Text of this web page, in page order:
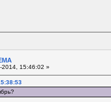
2014, 15:46:02 »